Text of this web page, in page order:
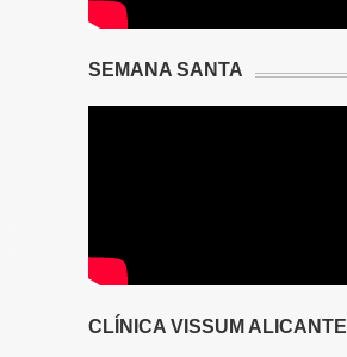
SEMANA SANTA
CLÍNICA VISSUM ALICANTE